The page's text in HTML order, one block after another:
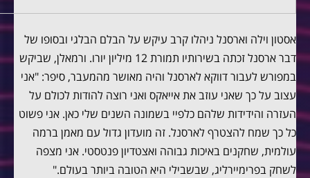
אסטון וילה וארסנל ניהלו קרב עיקש על הבלם הבלגי ובסופו של
דבר ארסנל זכתה בשירותיו תמורת 12 מיליון יורו. ורמאלן, שביקש
במפורש לעבור דווקא לארסנל והיה מאושר מהמעבר, סיפר: "אני
עצוב על כך שאני עוזב את אייאקס ואני רוצה להודות לכולם על
העזרה והידידות שלהם כלפיי בשמונה השנים שלי כאן. אני פשוט
כל כך שמח להצטרף לארסנל. זה מועדון גדול עם מאמן ברמה
עולמית, שחקנים באיכות גבוהה ואצטדיון פנטסטי. אני מצפה
לשחק בפרימיירליג, שבשבילי היא הטובה ביותר בעולם."